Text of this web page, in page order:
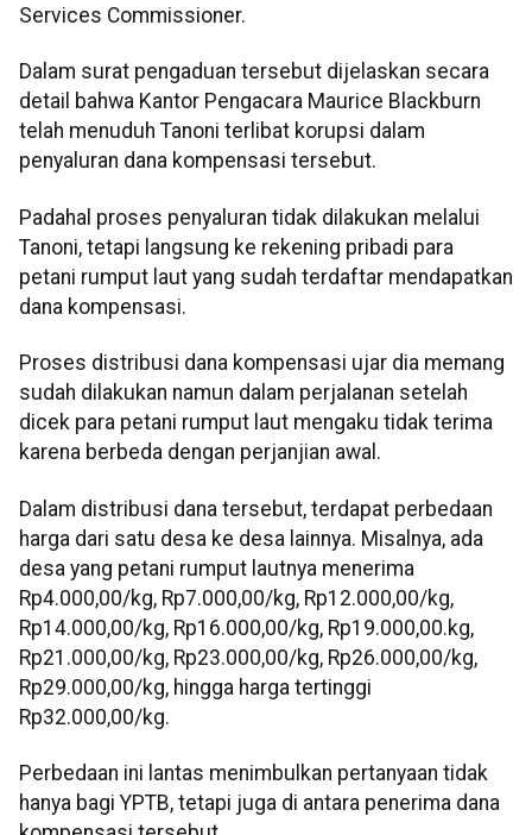
Services Commissioner.
Dalam surat pengaduan tersebut dijelaskan secara
detail bahwa Kantor Pengacara Maurice Blackburn
telah menuduh Tanoni terlibat korupsi dalam
penyaluran dana kompensasi tersebut.
Padahal proses penyaluran tidak dilakukan melalui
Tanoni, tetapi langsung ke rekening pribadi para
petani rumput laut yang sudah terdaftar mendapatkan
dana kompensasi.
Proses distribusi dana kompensasi ujar dia memang
sudah dilakukan namun dalam perjalanan setelah
dicek para petani rumput laut mengaku tidak terima
karena berbeda dengan perjanjian awal.
Dalam distribusi dana tersebut, terdapat perbedaan
harga dari satu desa ke desa lainnya. Misalnya, ada
desa yang petani rumput lautnya menerima
Rp4.000,00/kg, Rp7.000,00/kg, Rp12.000,00/kg,
Rp14.000,00/kg, Rp16.000,00/kg, Rp19.000,00.kg,
Rp21.000,00/kg, Rp23.000,00/kg, Rp26.000,00/kg,
Rp29.000,00/kg, hingga harga tertinggi
Rp32.000,00/kg.
Perbedaan ini lantas menimbulkan pertanyaan tidak
hanya bagi YPTB, tetapi juga di antara penerima dana